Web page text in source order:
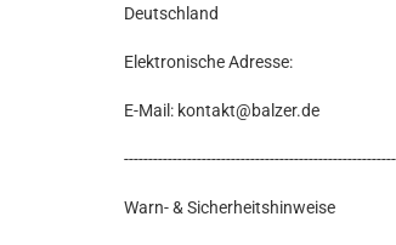
Deutschland
Elektronische Adresse:
E-Mail: kontakt@balzer.de
Warn- & Sicherheitshinweise